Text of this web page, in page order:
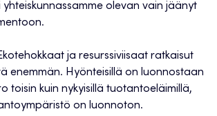
olevan vain jäänyt
ja resurssiviisaat ratkaisut
enemmän. Hyönteisillä on luonnostaan
toisin kuin nykyisillä tuotantoeläimillä,
on luonnoton.